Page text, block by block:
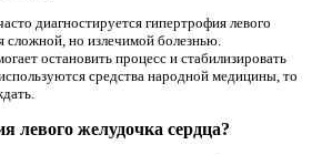
диагностируется гипертрофия левого
сложной, но излечимой болезнью.
остановить процесс и стабилизировать
средства народной медицины, то
левого желудочка сердца?